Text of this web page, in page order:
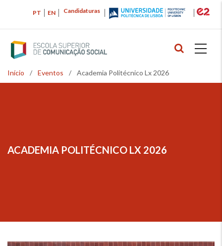
principal
Candidaturas
PT EN
Navegação
Início / Eventos / Academia Politécnico Lx 2026
ACADEMIA POLITÉCNICO LX 2026
NAVEGAÇÃO